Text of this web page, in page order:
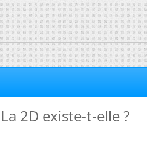
La 2D existe-t-elle ?